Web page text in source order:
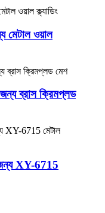
ওয়াল
ব্রাস ক্রিমপ্লড
XY-6715